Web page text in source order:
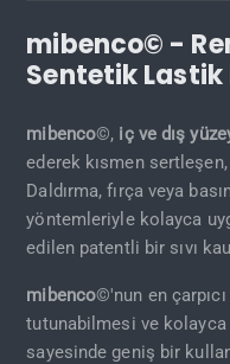
mibenco© -
Sentetik
mibenco©, iç ve dış
ederek kısmen sertleşen,
Daldırma, fırça veya
yöntemleriyle kolayca
edilen patentli bir sıvı
mibenco©'nun en
tutunabilmesi ve kolayca
sayesinde geniş bir